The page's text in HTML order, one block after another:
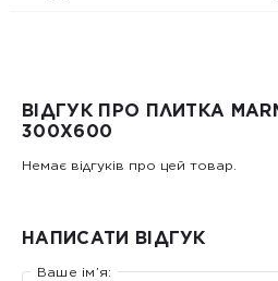
ВІДГУК ПРО ПЛИТКА
300X600
Немає відгуків про цей товар.
НАПИСАТИ ВІДГУК
Ваше ім’я: